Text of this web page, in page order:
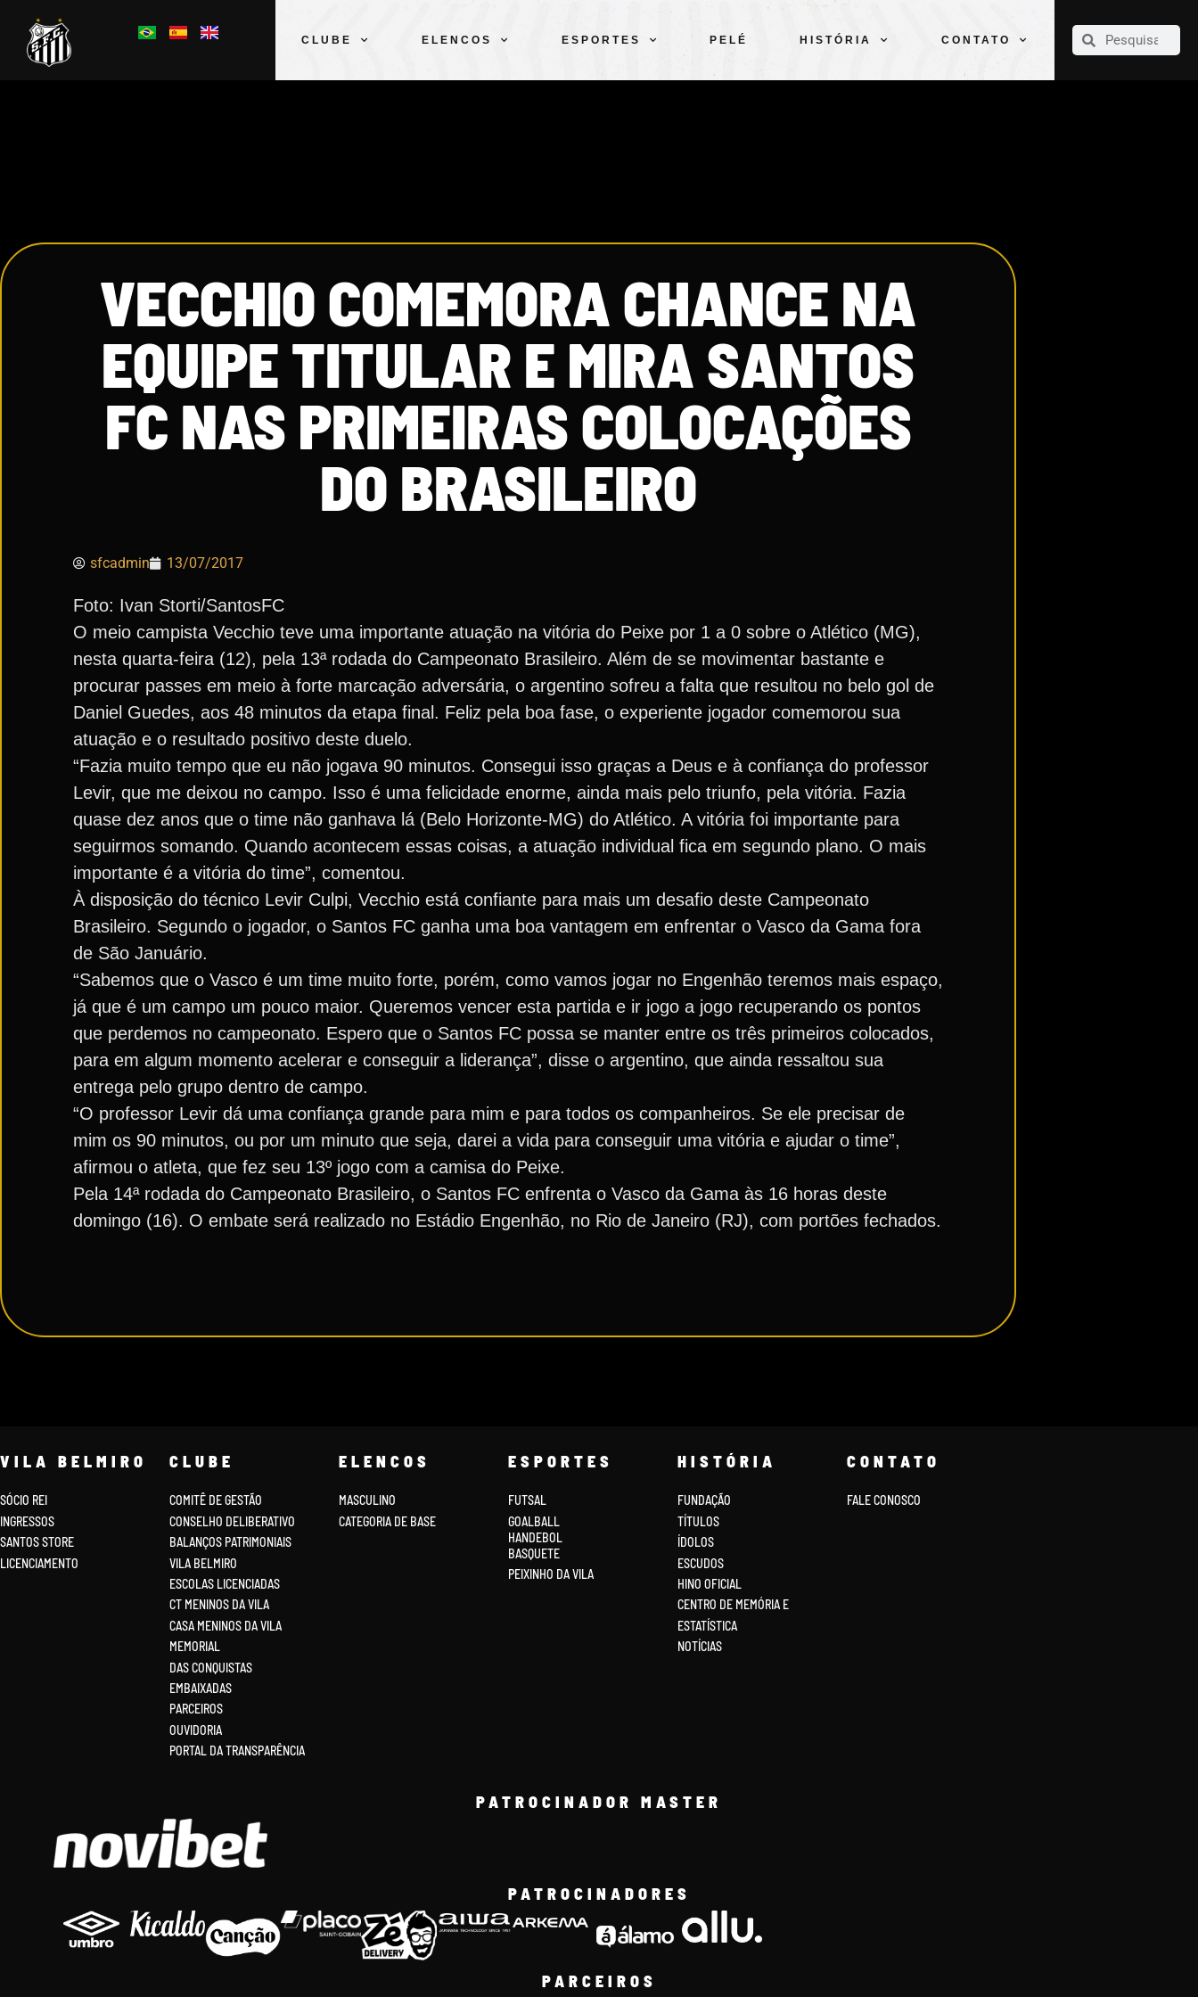
CLUBE ELENCOS ESPORTES PELÉ HISTÓRIA CONTATO
CLUBE
VECCHIO COMEMORA CHANCE NA
EQUIPE TITULAR E MIRA SANTOS
FC NAS PRIMEIRAS COLOCAÇÕES
DO BRASILEIRO
sfcadmin 13/07/2017
Foto: Ivan Storti/SantosFC
O meio campista Vecchio teve uma importante atuação na vitória do Peixe por 1 a 0 sobre o Atlético (MG),
nesta quarta-feira (12), pela 13ª rodada do Campeonato Brasileiro. Além de se movimentar bastante e
procurar passes em meio à forte marcação adversária, o argentino sofreu a falta que resultou no belo gol de
Daniel Guedes, aos 48 minutos da etapa final. Feliz pela boa fase, o experiente jogador comemorou sua
atuação e o resultado positivo deste duelo.
“Fazia muito tempo que eu não jogava 90 minutos. Consegui isso graças a Deus e à confiança do professor
Levir, que me deixou no campo. Isso é uma felicidade enorme, ainda mais pelo triunfo, pela vitória. Fazia
quase dez anos que o time não ganhava lá (Belo Horizonte-MG) do Atlético. A vitória foi importante para
seguirmos somando. Quando acontecem essas coisas, a atuação individual fica em segundo plano. O mais
importante é a vitória do time”, comentou.
À disposição do técnico Levir Culpi, Vecchio está confiante para mais um desafio deste Campeonato
Brasileiro. Segundo o jogador, o Santos FC ganha uma boa vantagem em enfrentar o Vasco da Gama fora
de São Januário.
“Sabemos que o Vasco é um time muito forte, porém, como vamos jogar no Engenhão teremos mais espaço,
já que é um campo um pouco maior. Queremos vencer esta partida e ir jogo a jogo recuperando os pontos
que perdemos no campeonato. Espero que o Santos FC possa se manter entre os três primeiros colocados,
para em algum momento acelerar e conseguir a liderança”, disse o argentino, que ainda ressaltou sua
entrega pelo grupo dentro de campo.
“O professor Levir dá uma confiança grande para mim e para todos os companheiros. Se ele precisar de
mim os 90 minutos, ou por um minuto que seja, darei a vida para conseguir uma vitória e ajudar o time”,
afirmou o atleta, que fez seu 13º jogo com a camisa do Peixe.
Pela 14ª rodada do Campeonato Brasileiro, o Santos FC enfrenta o Vasco da Gama às 16 horas deste
domingo (16). O embate será realizado no Estádio Engenhão, no Rio de Janeiro (RJ), com portões fechados.
VILA BELMIRO
SÓCIO REI
INGRESSOS
SANTOS STORE
LICENCIAMENTO
CLUBE
COMITÊ DE GESTÃO
CONSELHO DELIBERATIVO
BALANÇOS PATRIMONIAIS
VILA BELMIRO
ESCOLAS LICENCIADAS
CT MENINOS DA VILA
CASA MENINOS DA VILA
MEMORIAL
DAS CONQUISTAS
EMBAIXADAS
PARCEIROS
OUVIDORIA
PORTAL DA TRANSPARÊNCIA
ELENCOS
MASCULINO
CATEGORIA DE BASE
ESPORTES
FUTSAL
GOALBALL
HANDEBOL
BASQUETE
PEIXINHO DA VILA
HISTÓRIA
FUNDAÇÃO
TÍTULOS
ÍDOLOS
ESCUDOS
HINO OFICIAL
CENTRO DE MEMÓRIA E
ESTATÍSTICA
NOTÍCIAS
CONTATO
FALE CONOSCO
PATROCINADOR MASTER
PATROCINADORES
PARCEIROS